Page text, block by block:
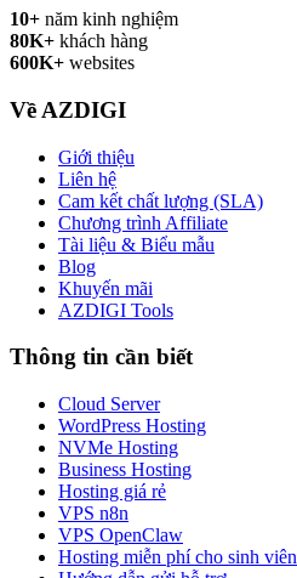
10+ năm kinh nghiệm
80K+ khách hàng
600K+ websites
Về AZDIGI
Giới thiệu
Liên hệ
Cam kết chất lượng (SLA)
Chương trình Affiliate
Tài liệu & Biểu mẫu
Blog
Khuyến mãi
AZDIGI Tools
Thông tin cần biết
Cloud Server
WordPress Hosting
NVMe Hosting
Business Hosting
Hosting giá rẻ
VPS n8n
VPS OpenClaw
Hosting miễn phí cho sinh viên